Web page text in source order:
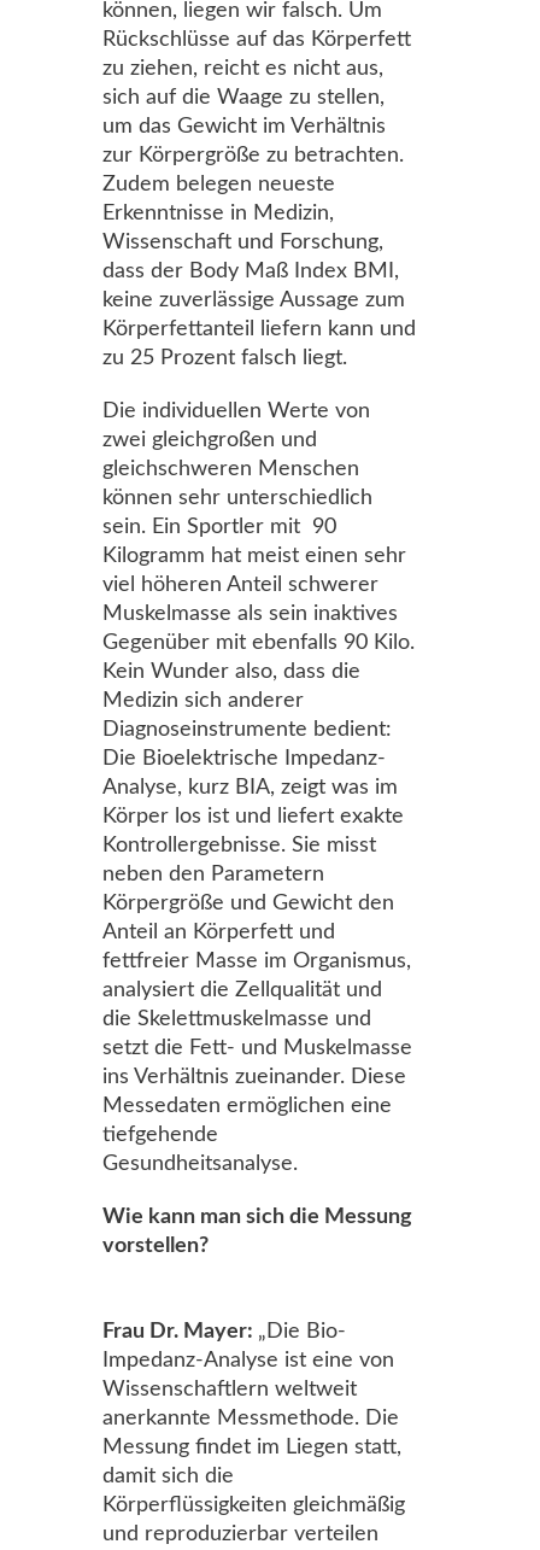
können, liegen wir falsch. Um
Rückschlüsse auf das Körperfett
zu ziehen, reicht es nicht aus,
sich auf die Waage zu stellen,
um das Gewicht im Verhältnis
zur Körpergröße zu betrachten.
Zudem belegen neueste
Erkenntnisse in Medizin,
Wissenschaft und Forschung,
dass der Body Maß Index BMI,
keine zuverlässige Aussage zum
Körperfettanteil liefern kann und
zu 25 Prozent falsch liegt.
Die individuellen Werte von
zwei gleichgroßen und
gleichschweren Menschen
können sehr unterschiedlich
sein. Ein Sportler mit 90
Kilogramm hat meist einen sehr
viel höheren Anteil schwerer
Muskelmasse als sein inaktives
Gegenüber mit ebenfalls 90 Kilo.
Kein Wunder also, dass die
Medizin sich anderer
Diagnoseinstrumente bedient:
Die Bioelektrische Impedanz-
Analyse, kurz BIA, zeigt was im
Körper los ist und liefert exakte
Kontrollergebnisse. Sie misst
neben den Parametern
Körpergröße und Gewicht den
Anteil an Körperfett und
fettfreier Masse im Organismus,
analysiert die Zellqualität und
die Skelettmuskelmasse und
setzt die Fett- und Muskelmasse
ins Verhältnis zueinander. Diese
Messedaten ermöglichen eine
tiefgehende
Gesundheitsanalyse.
Wie kann man sich die Messung
vorstellen?
Frau Dr. Mayer: „Die Bio-
Impedanz-Analyse ist eine von
Wissenschaftlern weltweit
anerkannte Messmethode. Die
Messung findet im Liegen statt,
damit sich die
Körperflüssigkeiten gleichmäßig
und reproduzierbar verteilen